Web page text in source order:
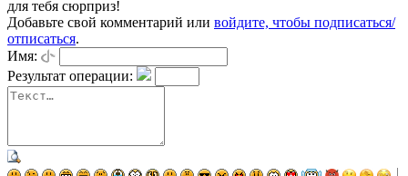
для тебя сюрприз!
Добавьте свой комментарий или войдите, чтобы подписаться/
отписаться.
Имя:
Результат операции: